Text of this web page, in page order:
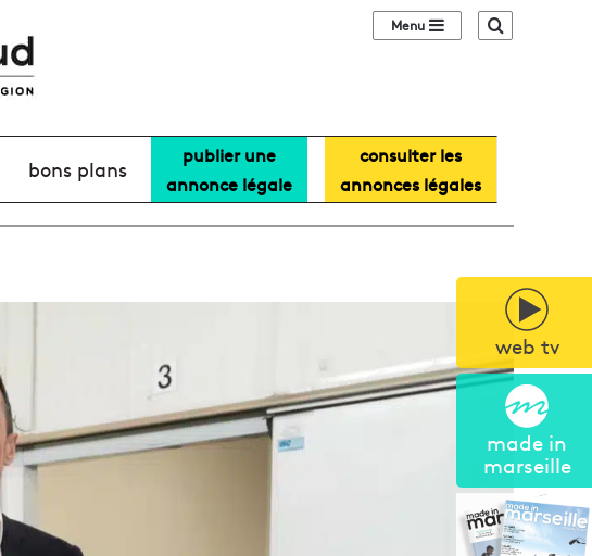
web tv
made in
marseille
Sidebar (barre
bons plans
publier une
annonce légale
consulter les
annonces légales